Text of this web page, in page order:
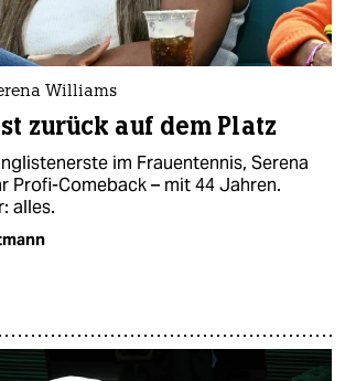
Williams
zurück auf dem Platz
im Frauentennis, Serena
Profi-Comeback – mit 44 Jahren.
alles.